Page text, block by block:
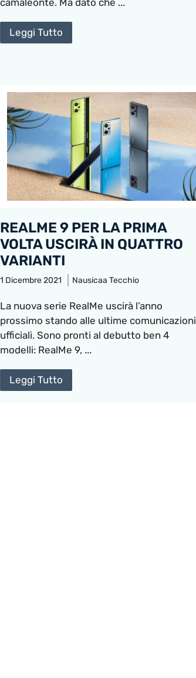
Leggi Tutto
REALME 9 PER LA PRIMA
VOLTA USCIRÀ IN QUATTRO
VARIANTI
1 Dicembre 2021 Nausicaa Tecchio
La nuova serie RealMe uscirà l’anno
prossimo stando alle ultime comunicazioni
ufficiali. Sono pronti al debutto ben 4
modelli: RealMe 9, ...
Leggi Tutto